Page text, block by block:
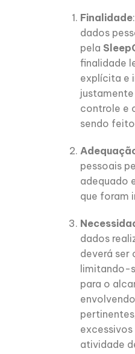
Finalidade
dados
pela
finalidade
explícita e
controle e
sendo
pessoais
adequado
que foram
dados
deverá ser
limitando-
para o
atividade